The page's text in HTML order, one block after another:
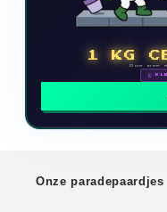
1 KG
Doe
🗓
Onze paradepaardjes